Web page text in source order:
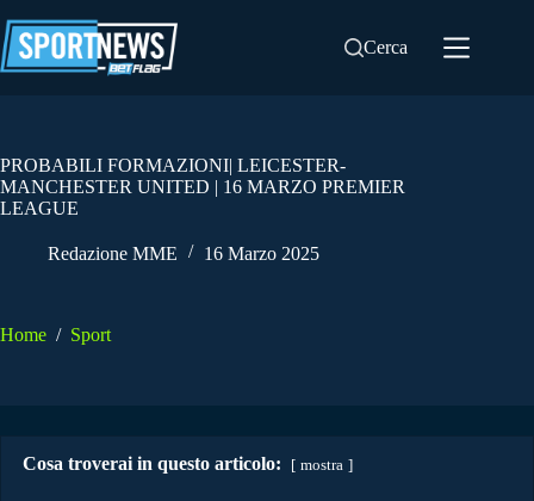
al
contenuto
Cerca
PROBABILI FORMAZIONI| LEICESTER-
MANCHESTER UNITED | 16 MARZO PREMIER
LEAGUE
Redazione MME 16 Marzo 2025
Home / Sport
Cosa troverai in questo articolo: mostra